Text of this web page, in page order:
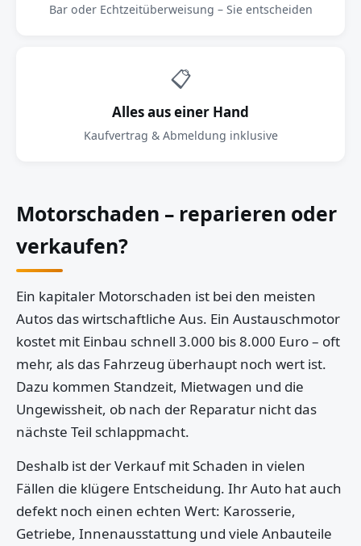
Bar oder Echtzeitüberweisung – Sie entscheiden
📋
Alles aus einer Hand
Kaufvertrag & Abmeldung inklusive
Motorschaden – reparieren oder
verkaufen?
Ein kapitaler Motorschaden ist bei den meisten
Autos das wirtschaftliche Aus. Ein Austauschmotor
kostet mit Einbau schnell 3.000 bis 8.000 Euro – oft
mehr, als das Fahrzeug überhaupt noch wert ist.
Dazu kommen Standzeit, Mietwagen und die
Ungewissheit, ob nach der Reparatur nicht das
nächste Teil schlappmacht.
Deshalb ist der Verkauf mit Schaden in vielen
Fällen die klügere Entscheidung. Ihr Auto hat auch
defekt noch einen echten Wert: Karosserie,
Getriebe, Innenausstattung und viele Anbauteile